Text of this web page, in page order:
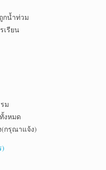
กน้ำท่วม
เรียน
ม
งหมด
(กรุณาแจ้ง)